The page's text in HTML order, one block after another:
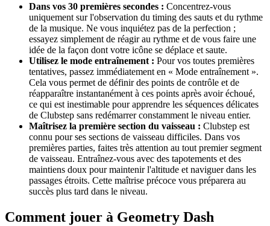
Dans vos 30 premières secondes : Concentrez-vous
uniquement sur l'observation du timing des sauts et du rythme
de la musique. Ne vous inquiétez pas de la perfection ;
essayez simplement de réagir au rythme et de vous faire une
idée de la façon dont votre icône se déplace et saute.
Utilisez le mode entraînement : Pour vos toutes premières
tentatives, passez immédiatement en « Mode entraînement ».
Cela vous permet de définir des points de contrôle et de
réapparaître instantanément à ces points après avoir échoué,
ce qui est inestimable pour apprendre les séquences délicates
de Clubstep sans redémarrer constamment le niveau entier.
Maîtrisez la première section du vaisseau : Clubstep est
connu pour ses sections de vaisseau difficiles. Dans vos
premières parties, faites très attention au tout premier segment
de vaisseau. Entraînez-vous avec des tapotements et des
maintiens doux pour maintenir l'altitude et naviguer dans les
passages étroits. Cette maîtrise précoce vous préparera au
succès plus tard dans le niveau.
Comment jouer à Geometry Dash